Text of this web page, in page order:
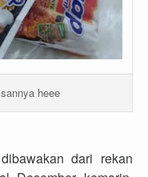
heee
dari rekan